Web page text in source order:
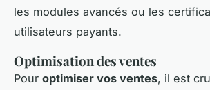
les modules avancés ou les
utilisateurs payants.
Optimisation des ventes
Pour optimiser vos ventes, il est